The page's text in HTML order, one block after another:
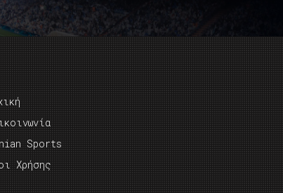
Sports
Χρήσης